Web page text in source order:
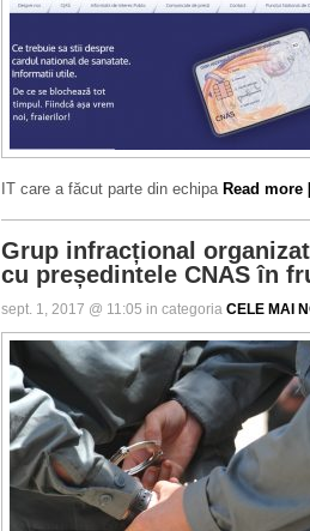
IT care a făcut parte din echipa Read more
Grup infracțional
cu președintele CNAS în
sept. 1, 2017 @ 11:05 in categoria CELE MAI